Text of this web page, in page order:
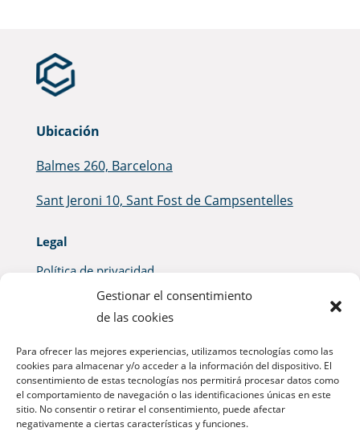
Gestionar el consentimiento
de las cookies
Para ofrecer las mejores experiencias, utilizamos tecnologías como las
cookies para almacenar y/o acceder a la información del dispositivo. El
consentimiento de estas tecnologías nos permitirá procesar datos como
el comportamiento de navegación o las identificaciones únicas en este
sitio. No consentir o retirar el consentimiento, puede afectar
negativamente a ciertas características y funciones.
Ubicación
Balmes 260, Barcelona
Sant Jeroni 10, Sant Fost de Campsentelles
Legal
Política de privacidad
Politica de cookies
